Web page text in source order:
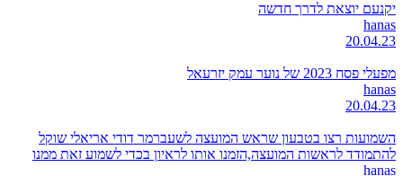
יקנעם יוצאת לדרך חדשה
hanas
20.04.23
מפעלי פסח 2023 של נוער עמק יזרעאל
hanas
20.04.23
השמועות רצו בטבעון שראש המועצה לשעברמר דודי אריאלי שוקל
להתמודד לראשות המועצה,הזמנו אותו לראיון בכדי לשמוע זאת ממנו
hanas